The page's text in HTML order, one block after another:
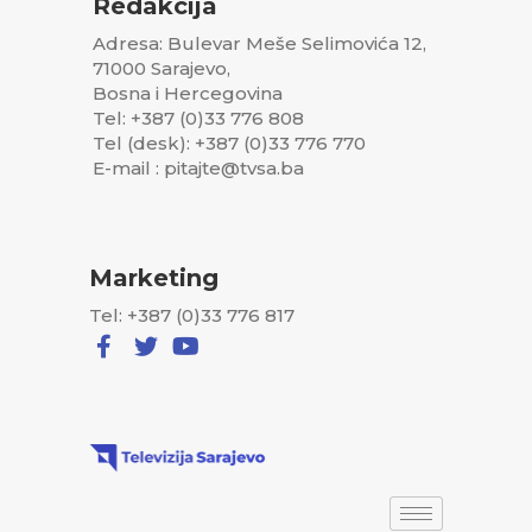
Adresa: Bulevar Meše Selimovića 12,
71000 Sarajevo,
Bosna i Hercegovina
Tel: +387 (0)33 776 808
Tel (desk): +387 (0)33 776 770
E-mail : pitajte@tvsa.ba
Marketing
Tel: +387 (0)33 776 817